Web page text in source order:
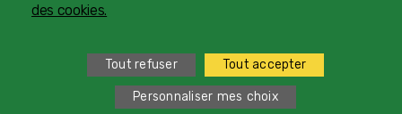
d'Outre-Mer​
du lundi au vendredi de 9h à 19h et samedi de 9h à 18h
des cookies.
Tout refuser Tout accepter
Personnaliser mes choix